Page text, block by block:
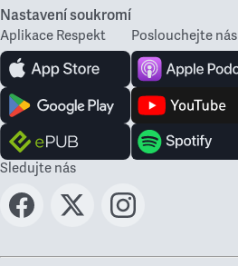
Nastavení soukromí
Aplikace Respekt Poslouchejte nás
Sledujte nás